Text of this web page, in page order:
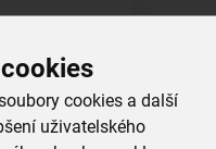
cookies a další
uživatelského